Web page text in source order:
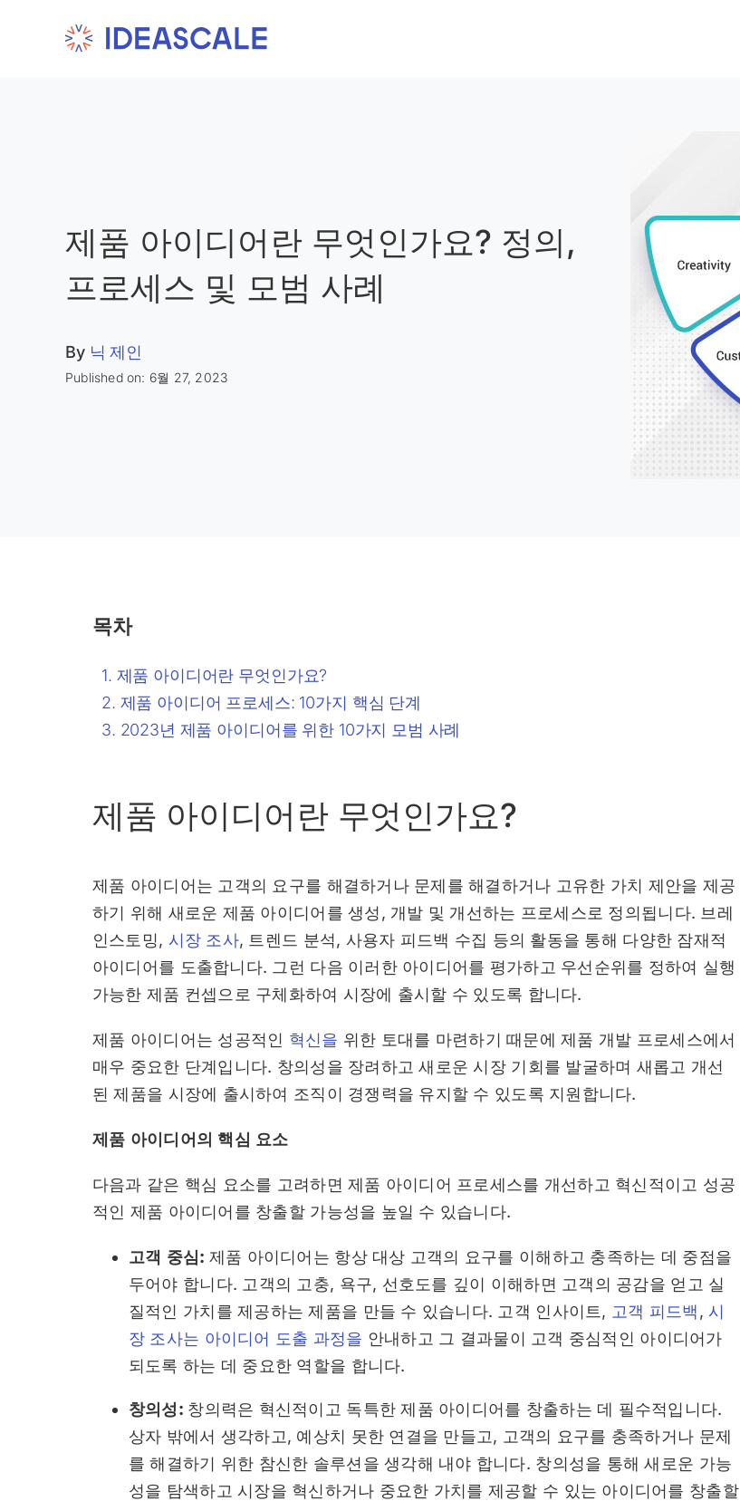
제품 아이디어란 무엇인가요? 정의,
프로세스 및 모범 사례
By 닉 제인
Published on: 6월 27, 2023
목차
제품 아이디어란 무엇인가요?
제품 아이디어 프로세스: 10가지 핵심 단계
2023년 제품 아이디어를 위한 10가지 모범 사례
제품 아이디어란 무엇인가요?
제품 아이디어는 고객의 요구를 해결하거나 문제를 해결하거나 고유한 가치 제안을 제공
하기 위해 새로운 제품 아이디어를 생성, 개발 및 개선하는 프로세스로 정의됩니다. 브레
인스토밍, 시장 조사, 트렌드 분석, 사용자 피드백 수집 등의 활동을 통해 다양한 잠재적
아이디어를 도출합니다. 그런 다음 이러한 아이디어를 평가하고 우선순위를 정하여 실행
가능한 제품 컨셉으로 구체화하여 시장에 출시할 수 있도록 합니다.
제품 아이디어는 성공적인 혁신을 위한 토대를 마련하기 때문에 제품 개발 프로세스에서
매우 중요한 단계입니다. 창의성을 장려하고 새로운 시장 기회를 발굴하며 새롭고 개선
된 제품을 시장에 출시하여 조직이 경쟁력을 유지할 수 있도록 지원합니다.
제품 아이디어의 핵심 요소
다음과 같은 핵심 요소를 고려하면 제품 아이디어 프로세스를 개선하고 혁신적이고 성공
적인 제품 아이디어를 창출할 가능성을 높일 수 있습니다.
고객 중심: 제품 아이디어는 항상 대상 고객의 요구를 이해하고 충족하는 데 중점을
두어야 합니다. 고객의 고충, 욕구, 선호도를 깊이 이해하면 고객의 공감을 얻고 실
질적인 가치를 제공하는 제품을 만들 수 있습니다. 고객 인사이트, 고객 피드백, 시
장 조사는 아이디어 도출 과정을 안내하고 그 결과물이 고객 중심적인 아이디어가
되도록 하는 데 중요한 역할을 합니다.
창의성: 창의력은 혁신적이고 독특한 제품 아이디어를 창출하는 데 필수적입니다.
상자 밖에서 생각하고, 예상치 못한 연결을 만들고, 고객의 요구를 충족하거나 문제
를 해결하기 위한 참신한 솔루션을 생각해 내야 합니다. 창의성을 통해 새로운 가능
성을 탐색하고 시장을 혁신하거나 중요한 가치를 제공할 수 있는 아이디어를 창출할